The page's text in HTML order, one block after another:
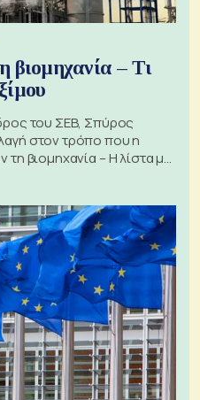
βιομηχανία – Τι
του ΣΕΒ, Σπύρος
στον τρόπο που η
βιομηχανία – Η λίστα με